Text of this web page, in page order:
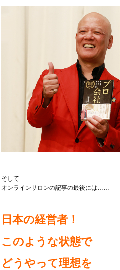
そして
オンラインサロンの記事の最後には……
日本の経営者！
このような状態で
どうやって理想を